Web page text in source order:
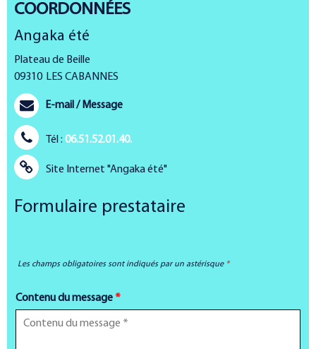
COORDONNÉES
Angaka été
Plateau de Beille
09310 LES CABANNES
E-mail / Message
Tél : 06.51.52.01.40.
Site Internet "Angaka été"
Formulaire prestataire
Les champs obligatoires sont indiqués par un astérisque *
Contenu du message *